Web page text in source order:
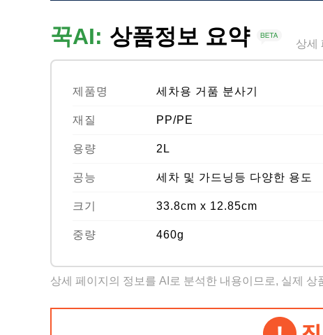
꾹AI: 상품정보 요약 상세
제품명 세차용 거품 분사기
재질 PP/PE
용량 2L
공능 세차 및 가드닝등 다양한 용도
크기 33.8cm x 12.85cm
중량 460g
상세 페이지의 정보를 AI로 분석한 내용이므로, 실제